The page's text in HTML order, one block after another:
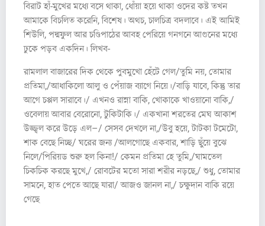
বিরাট হাঁ-মুখের মধ্যে বসে থাকা, ধোঁয়া হয়ে থাকা ওদের কষ্ট তখন
আমাকে বিচলিত করেনি, বিশেষ। অথচ, চালচিত্র বদলাবে। এই আমিই
শিউলি, পদ্মফুল আর চণ্ডিপাঠের আবহ পেরিয়ে গনগনে আগুনের মধ্যে
ঢুকে পড়ব একদিন। লিখব-
রামলাল বাজারের দিক থেকে পুবমুখো হেঁটে গেল/তুমি নয়, তোমার
প্রতিমা,/আধাকিলো আলু ও পেঁয়াজ ব্যাগে নিয়ে।/বাড়ি যাবে, কিন্তু তার
আগে চপ্পল সারাবে।/ এখনও রান্না বাকি, খোকাকে খাওয়ানো বাকি,/
ওবেলায় আবার বেরোনো, টুকিটাকি।/ একখানা শরতের মেঘ আকাশ
উজ্জ্বল করে উড়ে এল–/ সেসব দেখলে না,/উবু হয়ে, টাটকা টমেটো,
শাক বেছে নিচ্ছ/ ঘরের জন্য ‌/আলগোছে একবার, শাড়ি ছুঁয়ে বুঝে
নিলে/পিরিয়ড শুরু হল কিনা!/ কেমন প্রতিমা হে তুমি,/ঘামতেল
চিকচিক করছে মুখে,/ রোবটের মতো সারা শরীর নড়ছে,/ শুধু, তোমার
সামনে, হাত পেতে আছে যারা/ আজও জানল না,/ চক্ষুদান বাকি রয়ে
গেছে